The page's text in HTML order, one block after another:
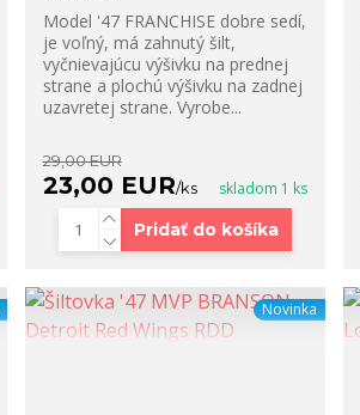
Model '47 FRANCHISE dobre sedí,
je voľný, má zahnutý šilt,
vyčnievajúcu výšivku na prednej
strane a plochú výšivku na zadnej
uzavretej strane. Vyrobe...
29,00 EUR
23,00 EUR/ks skladom 1 ks
Pridať do košíka
Novinka